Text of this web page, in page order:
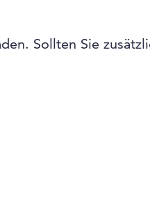
Sollten Sie